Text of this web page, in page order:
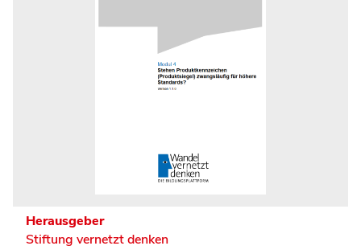
Herausgeber
Stiftung vernetzt denken